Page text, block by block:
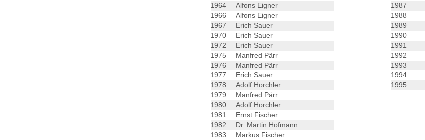
1964
Alfons Eigner
1966
Alfons Eigner
1967
Erich Sauer
1970
Erich Sauer
1972
Erich Sauer
1975
Manfred Pärr
1976
Manfred Pärr
1977
Erich Sauer
1978
Adolf Horchler
1979
Manfred Pärr
1980
Adolf Horchler
1981
Ernst Fischer
1982
Dr. Martin Hofmann
1983
Markus Fischer
1987
1988
1989
1990
1991
1992
1993
1994
1995